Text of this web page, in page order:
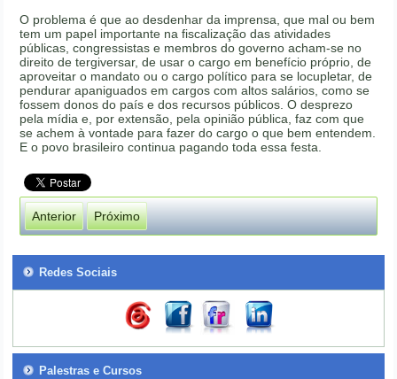
O problema é que ao desdenhar da imprensa, que mal ou bem
tem um papel importante na fiscalização das atividades
públicas, congressistas e membros do governo acham-se no
direito de tergiversar, de usar o cargo em benefício próprio, de
aproveitar o mandato ou o cargo político para se locupletar, de
pendurar apaniguados em cargos com altos salários, como se
fossem donos do país e dos recursos públicos. O desprezo
pela mídia e, por extensão, pela opinião pública, faz com que
se achem à vontade para fazer do cargo o que bem entendem.
E o povo brasileiro continua pagando toda essa festa.
Anterior Próximo
Redes Sociais
Palestras e Cursos